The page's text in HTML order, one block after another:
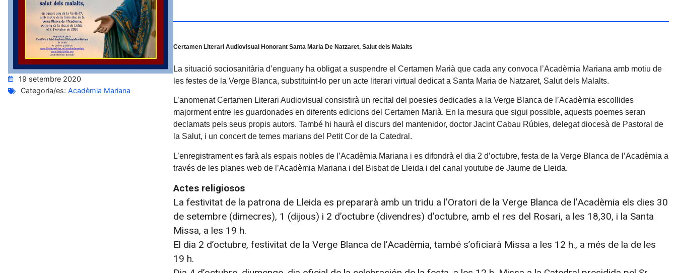
19 setembre 2020
Categoria/es: Acadèmia Mariana
Certamen Literari Audiovisual Honorant Santa Maria De Natzaret, Salut dels Malalts
La situació sociosanitària d’enguany ha obligat a suspendre el Certamen Marià que cada any convoca l’Acadèmia Mariana amb motiu de
les festes de la Verge Blanca, substituint-lo per un acte literari virtual dedicat a Santa Maria de Natzaret, Salut dels Malalts.
L’anomenat Certamen Literari Audiovisual consistirà un recital del poesies dedicades a la Verge Blanca de l’Acadèmia escollides
majorment entre les guardonades en diferents edicions del Certamen Marià. En la mesura que sigui possible, aquests poemes seran
declamats pels seus propis autors. També hi haurà el discurs del mantenidor, doctor Jacint Cabau Rúbies, delegat diocesà de Pastoral de
la Salut, i un concert de temes marians del Petit Cor de la Catedral.
L’enregistrament es farà als espais nobles de l’Acadèmia Mariana i es difondrà el dia 2 d’octubre, festa de la Verge Blanca de l’Acadèmia a
través de les planes web de l’Acadèmia Mariana i del Bisbat de Lleida i del canal youtube de Jaume de Lleida.
Actes religiosos
La festivitat de la patrona de Lleida es prepararà amb un tridu a l’Oratori de la Verge Blanca de l’Acadèmia els dies 30
de setembre (dimecres), 1 (dijous) i 2 d’octubre (divendres) d’octubre, amb el res del Rosari, a les 18,30, i la Santa
Missa, a les 19 h.
El dia 2 d’octubre, festivitat de la Verge Blanca de l’Acadèmia, també s’oficiarà Missa a les 12 h., a més de la de les
19 h.